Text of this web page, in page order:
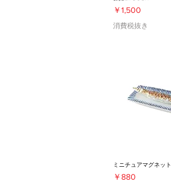
価格
￥1,500
消費税抜き
ミニチュアマグネット
価格
￥880